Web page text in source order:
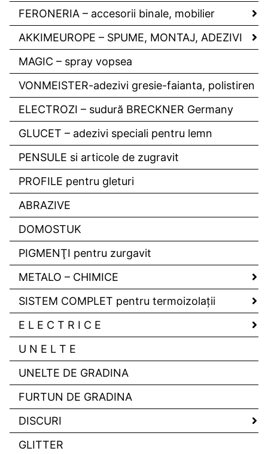
FERONERIA – accesorii binale, mobilier
AKKIMEUROPE – SPUME, MONTAJ, ADEZIVI
MAGIC – spray vopsea
VONMEISTER-adezivi gresie-faianta, polistiren
ELECTROZI – sudură BRECKNER Germany
GLUCET – adezivi speciali pentru lemn
PENSULE si articole de zugravit
PROFILE pentru gleturi
ABRAZIVE
DOMOSTUK
PIGMENŢI pentru zurgavit
METALO – CHIMICE
SISTEM COMPLET pentru termoizolaţii
E L E C T R I C E
U N E L T E
UNELTE DE GRADINA
FURTUN DE GRADINA
DISCURI
GLITTER